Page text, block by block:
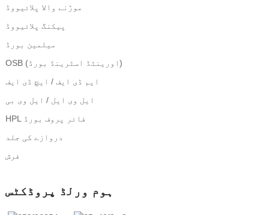
موڑنے والا پلائیووڈ
پیکنگ پلائیووڈ
میلمین بورڈ
OSB (اورینٹڈ اسٹرینڈ بورڈ)
ایم ڈی ایف / ایچ ڈی ایف
ایل وی ایل / ایل وی بی
HPL فائر پروف بورڈ
دروازے کی جلد
فرش
ہوم ورلڈ پروڈکٹس